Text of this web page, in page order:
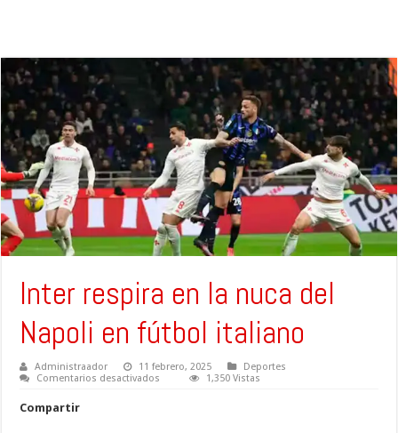
Inter respira en la nuca del
Napoli en fútbol italiano
Administraador 11 febrero, 2025
Deportes
Comentarios desactivados
1,350 Vistas
Compartir